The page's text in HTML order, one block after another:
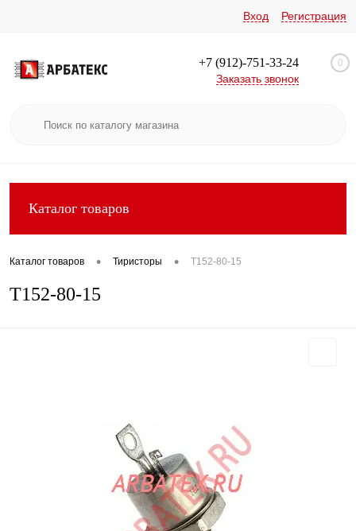
Вход Регистрация
+7 (912)-751-33-24
Заказать звонок
0
Каталог товаров
Каталог товаров • Тиристоры • Т152-80-15
Т152-80-15